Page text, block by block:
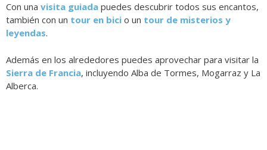
Con una visita guiada puedes descubrir todos sus encantos,
también con un tour en bici o un tour de misterios y
leyendas.
Además en los alrededores puedes aprovechar para visitar la
Sierra de Francia, incluyendo Alba de Tormes, Mogarraz y La
Alberca.